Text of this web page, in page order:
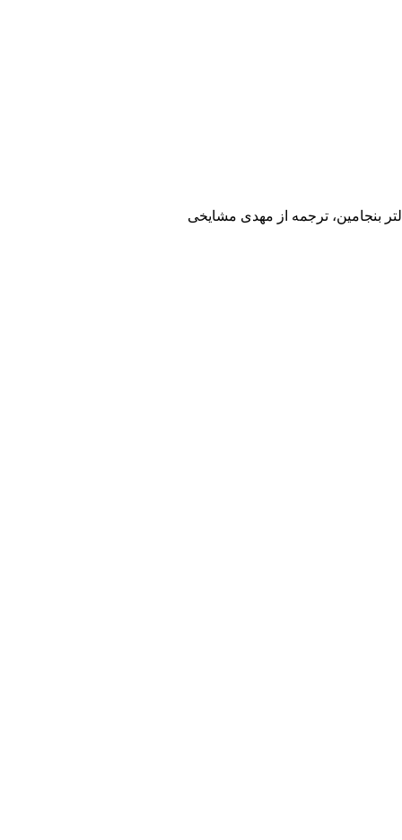
بنجامين، ترجمه از مهدی مشایخی